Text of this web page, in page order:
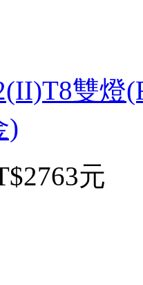
雙燈
)
元